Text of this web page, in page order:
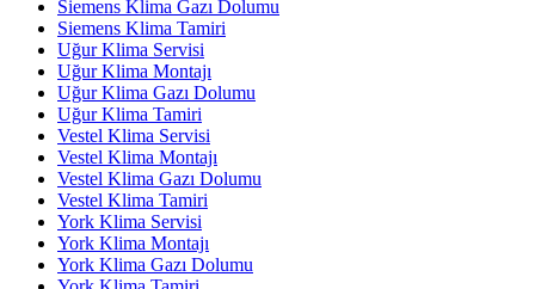
Siemens Klima Gazı Dolumu
Siemens Klima Tamiri
Uğur Klima Servisi
Uğur Klima Montajı
Uğur Klima Gazı Dolumu
Uğur Klima Tamiri
Vestel Klima Servisi
Vestel Klima Montajı
Vestel Klima Gazı Dolumu
Vestel Klima Tamiri
York Klima Servisi
York Klima Montajı
York Klima Gazı Dolumu